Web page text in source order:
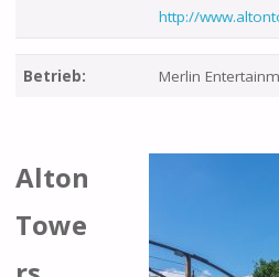
http://
Betrieb: Merlin
Alton
Towe